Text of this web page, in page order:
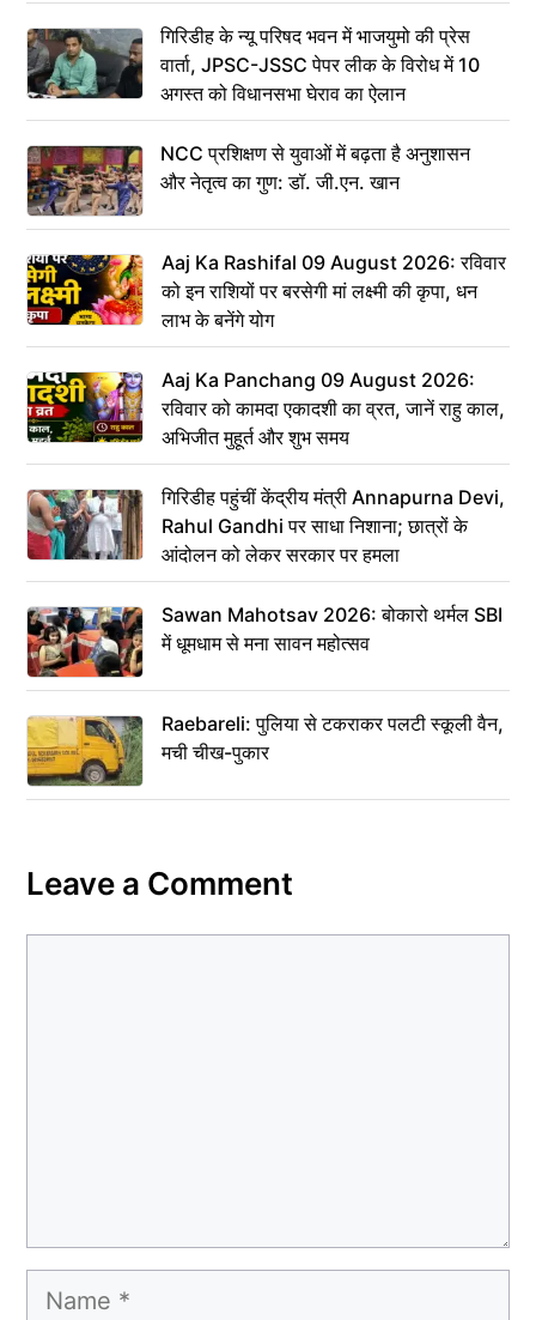
गिरिडीह के न्यू परिषद भवन में भाजयुमो की प्रेस
वार्ता, JPSC-JSSC पेपर लीक के विरोध में 10
अगस्त को विधानसभा घेराव का ऐलान
NCC प्रशिक्षण से युवाओं में बढ़ता है अनुशासन
और नेतृत्व का गुण: डॉ. जी.एन. खान
Aaj Ka Rashifal 09 August 2026: रविवार
को इन राशियों पर बरसेगी मां लक्ष्मी की कृपा, धन
लाभ के बनेंगे योग
Aaj Ka Panchang 09 August 2026:
रविवार को कामदा एकादशी का व्रत, जानें राहु काल,
अभिजीत मुहूर्त और शुभ समय
गिरिडीह पहुंचीं केंद्रीय मंत्री Annapurna Devi,
Rahul Gandhi पर साधा निशाना; छात्रों के
आंदोलन को लेकर सरकार पर हमला
Sawan Mahotsav 2026: बोकारो थर्मल SBI
में धूमधाम से मना सावन महोत्सव
Raebareli: पुलिया से टकराकर पलटी स्कूली वैन,
मची चीख-पुकार
Leave a Comment
Name